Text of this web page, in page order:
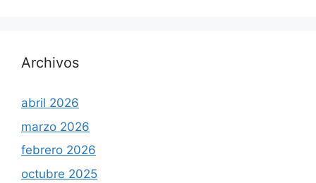
Archivos
abril 2026
marzo 2026
febrero 2026
octubre 2025